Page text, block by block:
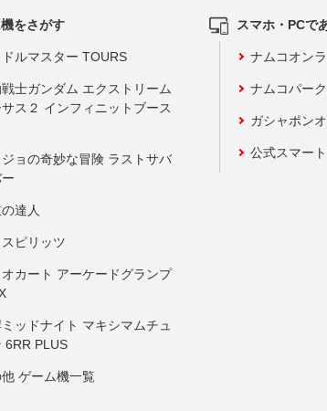
をさがす
ルマスター TOURS
士ガンダム エクストリーム
ス２ インフィニットブース
ョの奇妙な冒険 ラストサバ
達人
ピリッツ
カート アーケードグランプ
ッドナイト マキシマムチュ
6RR PLUS
ゲーム機一覧
スマホ・PCで
ナムコオン
ナムコパー
ガシャポン
公式スマー